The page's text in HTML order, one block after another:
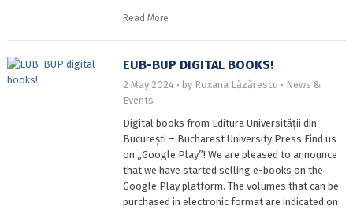
Read More
EUB-BUP DIGITAL BOOKS!
2 May 2024 by Roxana Lăzărescu
News &
Events
Digital books from Editura Universității din
București – Bucharest University Press Find us
on „Google Play”! We are pleased to announce
that we have started selling e-books on the
Google Play platform. The volumes that can be
purchased in electronic format are indicated on